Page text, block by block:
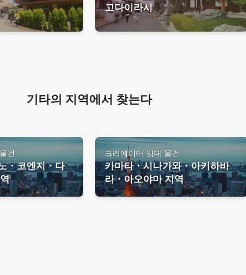
고다이라시
기타의 지역에서 찾는다
건
・코엔지・다
크리에이터 임대 물건
카마타・시나가와・아키하바
라・아오야마 지역